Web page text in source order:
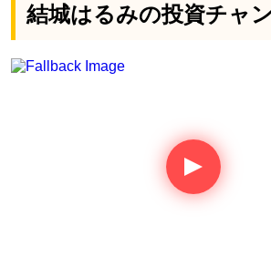
結城はるみの投資チャ